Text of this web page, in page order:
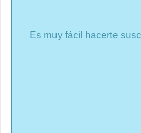
Es muy fácil hacerte